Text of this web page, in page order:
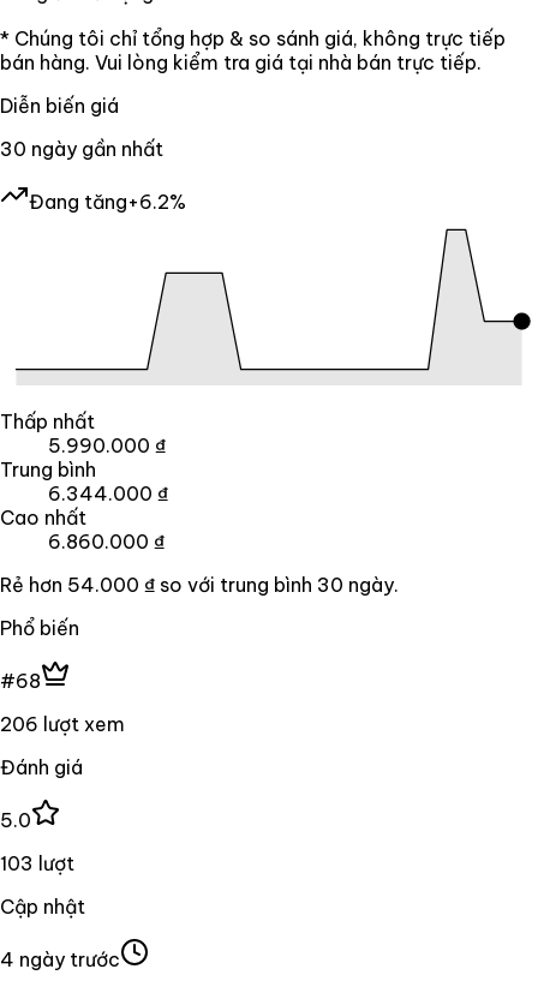
* Chúng tôi chỉ tổng hợp & so sánh giá, không trực tiếp
bán hàng. Vui lòng kiểm tra giá tại nhà bán trực tiếp.
Diễn biến giá
30 ngày gần nhất
Đang tăng+6.2%
Thấp nhất
5.990.000 ₫
Trung bình
6.344.000 ₫
Cao nhất
6.860.000 ₫
Rẻ hơn 54.000 ₫ so với trung bình 30 ngày.
Phổ biến
#68
206 lượt xem
Đánh giá
5.0
103 lượt
Cập nhật
4 ngày trước